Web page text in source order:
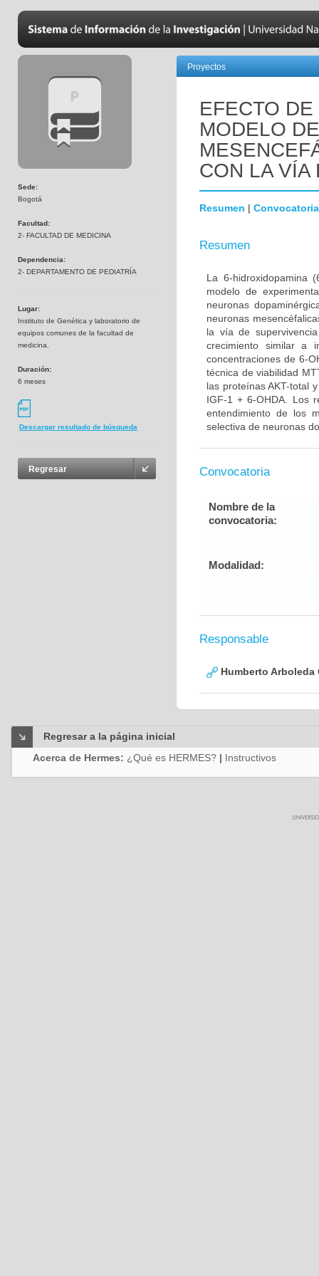
Sede:
Bogotá
Facultad:
2- FACULTAD DE MEDICINA
Dependencia:
2- DEPARTAMENTO DE PEDIATRÍA
Lugar:
Instituto de Genética y laboratorio de
equipos comunes de la facultad de
medicina.
Duración:
6 meses
Descargar resultado de búsqueda
Regresar
Proyectos
EFECTO
MODELO
CON LA VÍA
Resumen | Convocatoria
Resumen
La 6-hidroxidopamina
modelo de
neuronas
neuronas
la vía de
crecimiento similar a
concentraciones de 6-
técnica de viabilidad
las proteínas AKT-total
IGF-1 + 6-OHDA. Los
entendimiento de los
selectiva de neuronas
Convocatoria
Nombre de la
convocatoria:
Modalidad:
Responsable
Humberto Arboleda
Regresar a la página inicial
Acerca de Hermes: ¿Qué es HERMES? | Instructivos